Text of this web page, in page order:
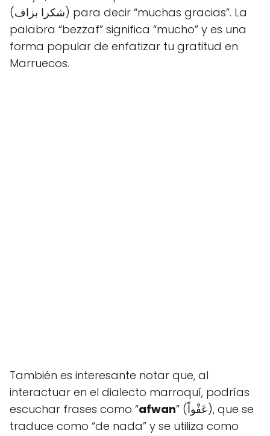
(شكرا بزاف) para decir “muchas gracias”. La
palabra “bezzaf” significa “mucho” y es una
forma popular de enfatizar tu gratitud en
Marruecos.
También es interesante notar que, al
interactuar en el dialecto marroquí, podrías
escuchar frases como “afwan” (عَفْواً), que se
traduce como “de nada” y se utiliza como